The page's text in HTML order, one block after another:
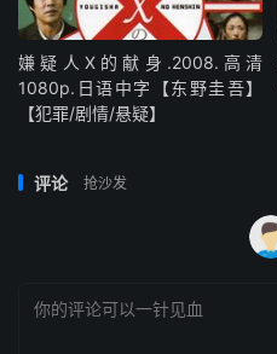
嫌疑人X的献身.2008.高清
1080p.日语中字【东野圭吾】
【犯罪/剧情/悬疑】
评论 抢沙发